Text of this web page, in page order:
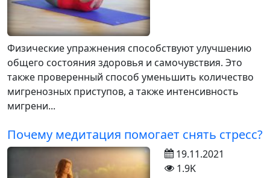
Физические упражнения способствуют улучшению
общего состояния здоровья и самочувствия. Это
также проверенный способ уменьшить количество
мигренозных приступов, а также интенсивность
мигрени...
Почему медитация помогает снять стресс?
19.11.2021
1.9K